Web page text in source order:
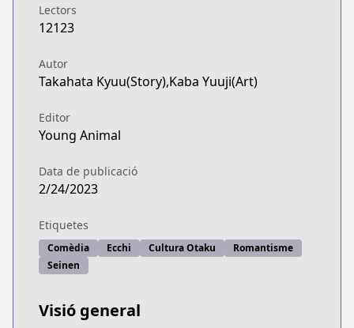
Lectors
12123
Autor
Takahata Kyuu(Story),Kaba Yuuji(Art)
Editor
Young Animal
Data de publicació
2/24/2023
Etiquetes
Comèdia Ecchi Cultura Otaku
Romantisme
Seinen
Visió general